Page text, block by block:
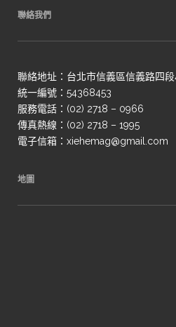
聯絡我們
聯絡地址：台北市信義區信義路四
統一編號：54368453
服務電話：(02) 2718 – 0966
傳真熱線：(02) 2718 – 1995
電子信箱：xiehemag@gmail.com
地圖